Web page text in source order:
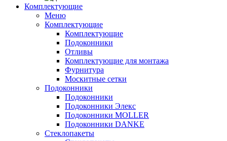
Комплектующие
Меню
Комплектующие
Комплектующие
Подоконники
Отливы
Комплектующие для монтажа
Фурнитура
Москитные сетки
Подоконники
Подоконники
Подоконники Элекс
Подоконники MOLLER
Подоконники DANKE
Стеклопакеты